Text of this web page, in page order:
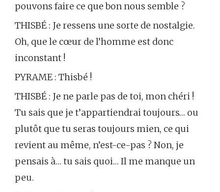
pouvons faire ce que bon nous semble ?
THISBÉ : Je ressens une sorte de nostalgie.
Oh, que le cœur de l’homme est donc
inconstant !
PYRAME : Thisbé !
THISBÉ : Je ne parle pas de toi, mon chéri !
Tu sais que je t’appartiendrai toujours… ou
plutôt que tu seras toujours mien, ce qui
revient au même, n’est-ce-pas ? Non, je
pensais à… tu sais quoi… Il me manque un
peu.